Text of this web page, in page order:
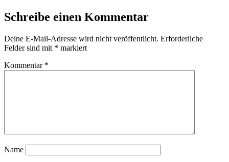
Schreibe einen Kommentar
Deine E-Mail-Adresse wird nicht veröffentlicht. Erforderliche
Felder sind mit * markiert
Kommentar *
Name